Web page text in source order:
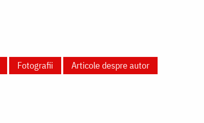
Fotografii
Articole despre autor